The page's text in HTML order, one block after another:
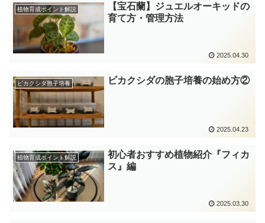
植物育成ポイント解説
【宝石蘭】ジュエルオーキッドの
育て方・管理方法
2025.04.30
ビカクシダ胞子培養 ビカクシダの胞子培養の始め方②
2025.04.23
植物育成ポイント解説
初心者おすすめ植物紹介『フィカ
ス』編
2025.03.30